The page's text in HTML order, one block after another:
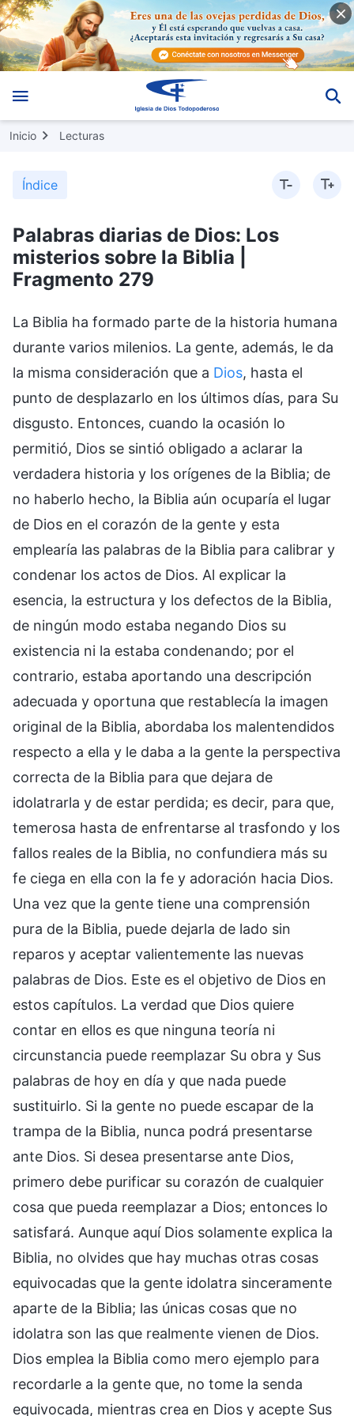
Inicio Lecturas
Índice
Palabras diarias de Dios: Los
misterios sobre la Biblia |
Fragmento 279
La Biblia ha formado parte de la historia humana
durante varios milenios. La gente, además, le da
la misma consideración que a Dios, hasta el
punto de desplazarlo en los últimos días, para Su
disgusto. Entonces, cuando la ocasión lo
permitió, Dios se sintió obligado a aclarar la
verdadera historia y los orígenes de la Biblia; de
no haberlo hecho, la Biblia aún ocuparía el lugar
de Dios en el corazón de la gente y esta
emplearía las palabras de la Biblia para calibrar y
condenar los actos de Dios. Al explicar la
esencia, la estructura y los defectos de la Biblia,
de ningún modo estaba negando Dios su
existencia ni la estaba condenando; por el
contrario, estaba aportando una descripción
adecuada y oportuna que restablecía la imagen
original de la Biblia, abordaba los malentendidos
respecto a ella y le daba a la gente la perspectiva
correcta de la Biblia para que dejara de
idolatrarla y de estar perdida; es decir, para que,
temerosa hasta de enfrentarse al trasfondo y los
fallos reales de la Biblia, no confundiera más su
fe ciega en ella con la fe y adoración hacia Dios.
Una vez que la gente tiene una comprensión
pura de la Biblia, puede dejarla de lado sin
reparos y aceptar valientemente las nuevas
palabras de Dios. Este es el objetivo de Dios en
estos capítulos. La verdad que Dios quiere
contar en ellos es que ninguna teoría ni
circunstancia puede reemplazar Su obra y Sus
palabras de hoy en día y que nada puede
sustituirlo. Si la gente no puede escapar de la
trampa de la Biblia, nunca podrá presentarse
ante Dios. Si desea presentarse ante Dios,
primero debe purificar su corazón de cualquier
cosa que pueda reemplazar a Dios; entonces lo
satisfará. Aunque aquí Dios solamente explica la
Biblia, no olvides que hay muchas otras cosas
equivocadas que la gente idolatra sinceramente
aparte de la Biblia; las únicas cosas que no
idolatra son las que realmente vienen de Dios.
Dios emplea la Biblia como mero ejemplo para
recordarle a la gente que, no tome la senda
equivocada, mientras crea en Dios y acepte Sus